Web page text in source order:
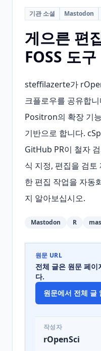
기관 소셜 Mastodon
게으른 편
FOSS 도구
steffilazerte가
크플로우를 공유합
Positron의 확장 기
기반으로 합니다.
GitHub PR이 철자
식 지정, 편집을 검
한 편집 작업을 자동
지 알아보십시오.
Mastodon R
원문 URL
전체 글은 원문 페
다.
원문에서 전체 글
작성자
rOpenSci